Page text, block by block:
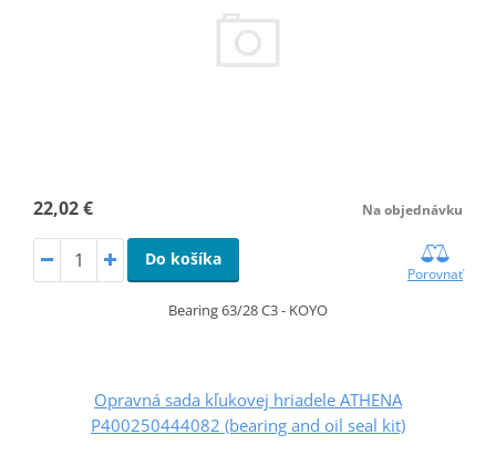
22,02 € Na objednávku
Do košíka
Porovnať
Bearing 63/28 C3 - KOYO
Opravná sada kľukovej hriadele ATHENA
P400250444082 (bearing and oil seal kit)